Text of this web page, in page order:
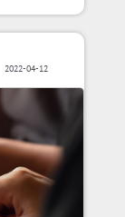
2022-04-12